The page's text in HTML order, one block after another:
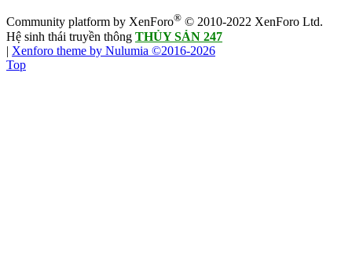
Community platform by XenForo® © 2010-2022 XenForo Ltd.
Hệ sinh thái truyền thông THỦY SẢN 247
| Xenforo theme by Nulumia ©2016-2026
Top